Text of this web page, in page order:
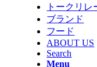
トークリレ
ブランド
フード
ABOUT US
Search
Menu